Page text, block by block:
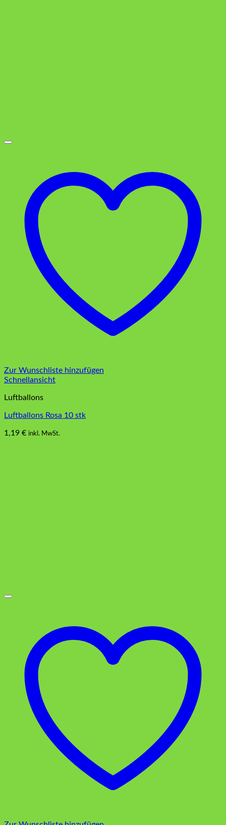
Zur Wunschliste hinzufügen
Schnellansicht
Luftballons
Luftballons Rosa 10 stk
1,19 € inkl. MwSt.